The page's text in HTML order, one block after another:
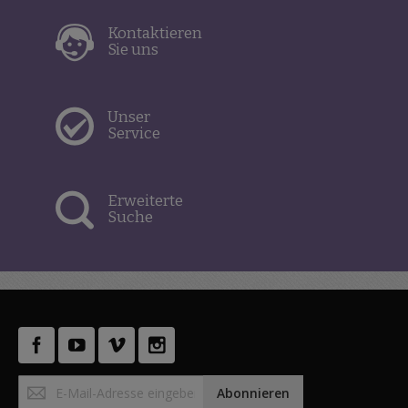
Kontaktieren
Sie uns
Unser
Service
Erweiterte
Suche
zum
Abonnieren